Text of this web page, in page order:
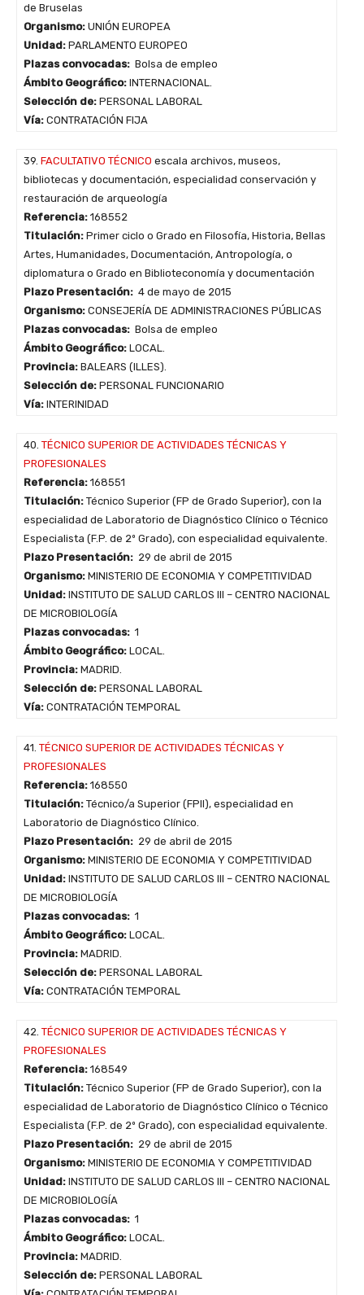
de Bruselas
Organismo: UNIÓN EUROPEA
Unidad: PARLAMENTO EUROPEO
Plazas convocadas: Bolsa de empleo
Ámbito Geográfico: INTERNACIONAL.
Selección de: PERSONAL LABORAL
Vía: CONTRATACIÓN FIJA
39. FACULTATIVO TÉCNICO escala archivos, museos,
bibliotecas y documentación, especialidad conservación y
restauración de arqueología
Referencia: 168552
Titulación: Primer ciclo o Grado en Filosofía, Historia, Bellas
Artes, Humanidades, Documentación, Antropología, o
diplomatura o Grado en Biblioteconomía y documentación
Plazo Presentación: 4 de mayo de 2015
Organismo: CONSEJERÍA DE ADMINISTRACIONES PÚBLICAS
Plazas convocadas: Bolsa de empleo
Ámbito Geográfico: LOCAL.
Provincia: BALEARS (ILLES).
Selección de: PERSONAL FUNCIONARIO
Vía: INTERINIDAD
40. TÉCNICO SUPERIOR DE ACTIVIDADES TÉCNICAS Y
PROFESIONALES
Referencia: 168551
Titulación: Técnico Superior (FP de Grado Superior), con la
especialidad de Laboratorio de Diagnóstico Clínico o Técnico
Especialista (F.P. de 2º Grado), con especialidad equivalente.
Plazo Presentación: 29 de abril de 2015
Organismo: MINISTERIO DE ECONOMIA Y COMPETITIVIDAD
Unidad: INSTITUTO DE SALUD CARLOS III – CENTRO NACIONAL
DE MICROBIOLOGÍA
Plazas convocadas: 1
Ámbito Geográfico: LOCAL.
Provincia: MADRID.
Selección de: PERSONAL LABORAL
Vía: CONTRATACIÓN TEMPORAL
41. TÉCNICO SUPERIOR DE ACTIVIDADES TÉCNICAS Y
PROFESIONALES
Referencia: 168550
Titulación: Técnico/a Superior (FPII), especialidad en
Laboratorio de Diagnóstico Clínico.
Plazo Presentación: 29 de abril de 2015
Organismo: MINISTERIO DE ECONOMIA Y COMPETITIVIDAD
Unidad: INSTITUTO DE SALUD CARLOS III – CENTRO NACIONAL
DE MICROBIOLOGÍA
Plazas convocadas: 1
Ámbito Geográfico: LOCAL.
Provincia: MADRID.
Selección de: PERSONAL LABORAL
Vía: CONTRATACIÓN TEMPORAL
42. TÉCNICO SUPERIOR DE ACTIVIDADES TÉCNICAS Y
PROFESIONALES
Referencia: 168549
Titulación: Técnico Superior (FP de Grado Superior), con la
especialidad de Laboratorio de Diagnóstico Clínico o Técnico
Especialista (F.P. de 2º Grado), con especialidad equivalente.
Plazo Presentación: 29 de abril de 2015
Organismo: MINISTERIO DE ECONOMIA Y COMPETITIVIDAD
Unidad: INSTITUTO DE SALUD CARLOS III – CENTRO NACIONAL
DE MICROBIOLOGÍA
Plazas convocadas: 1
Ámbito Geográfico: LOCAL.
Provincia: MADRID.
Selección de: PERSONAL LABORAL